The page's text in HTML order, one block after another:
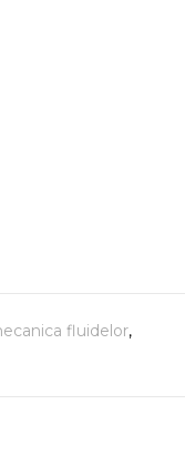
fluidelor,